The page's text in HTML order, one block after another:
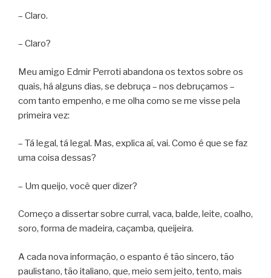
– Claro.
– Claro?
Meu amigo Edmir Perroti abandona os textos sobre os
quais, há alguns dias, se debruça – nos debruçamos –
com tanto empenho, e me olha como se me visse pela
primeira vez:
– Tá legal, tá legal. Mas, explica aí, vai. Como é que se faz
uma coisa dessas?
– Um queijo, você quer dizer?
Começo a dissertar sobre curral, vaca, balde, leite, coalho,
soro, forma de madeira, caçamba, queijeira.
A cada nova informação, o espanto é tão sincero, tão
paulistano, tão italiano, que, meio sem jeito, tento, mais